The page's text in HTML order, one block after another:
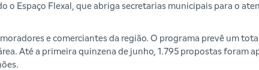
o Espaço Flexal, que abriga secretarias municipais para o
e comerciantes da região. O programa prevê um
Até a primeira quinzena de junho, 1.795 propostas foram